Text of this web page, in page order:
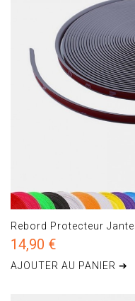
Rebord Protecteur
14,90 €
AJOUTER AU PANIER ➔